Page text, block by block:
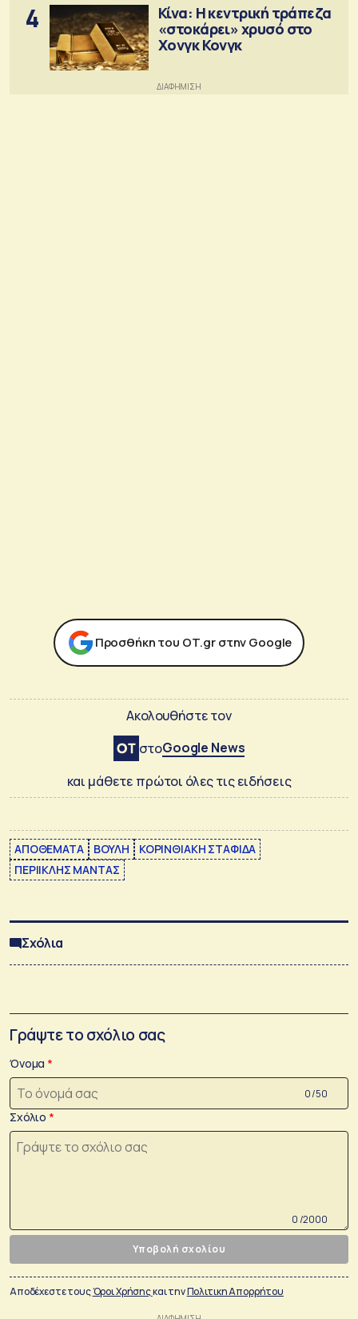
4
Κίνα: Η κεντρική τράπεζα
«στοκάρει» χρυσό στο
Χονγκ Κονγκ
Προσθήκη του ΟΤ.gr στην Google
Ακολουθήστε τον
στοGoogle News
και μάθετε πρώτοι όλες τις ειδήσεις
ΑΠΟΘΕΜΑΤΑ ΒΟΥΛΗ
ΚΟΡΙΝΘΙΑΚΗ ΣΤΑΦΙΔΑ
ΠΕΡΙΙΚΛΗΣ ΜΑΝΤΑΣ
Σχόλια
Γράψτε το σχόλιο σας
Όνομα
0 /50
Σχόλιο
0 /2000
Υποβολή σχολίου
Αποδέχεστε τουςΌροι Χρήσηςκαι τηνΠολιτικη Απορρήτου